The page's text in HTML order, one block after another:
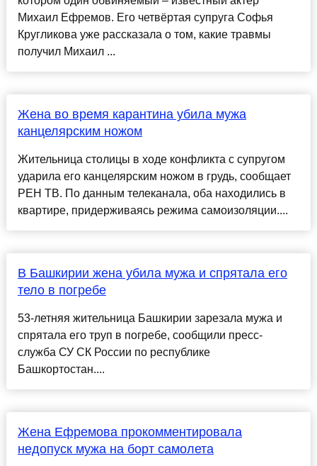
Михаил Ефремов. Его четвёртая супруга Софья
Кругликова уже рассказала о том, какие травмы
получил Михаил ...
Жена во время карантина убила мужа
канцелярским ножом
Жительница столицы в ходе конфликта с супругом
ударила его канцелярским ножом в грудь, сообщает
РЕН ТВ. По данным телеканала, оба находились в
квартире, придерживаясь режима самоизоляции....
В Башкирии жена убила мужа и спрятала его
тело в погребе
53-летняя жительница Башкирии зарезала мужа и
спрятала его труп в погребе, сообщили пресс-
служба СУ СК России по республике
Башкортостан....
Жена Ефремова прокомментировала
недопуск мужа на борт самолета